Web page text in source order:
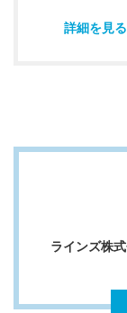
詳細を見る
ラインズ株